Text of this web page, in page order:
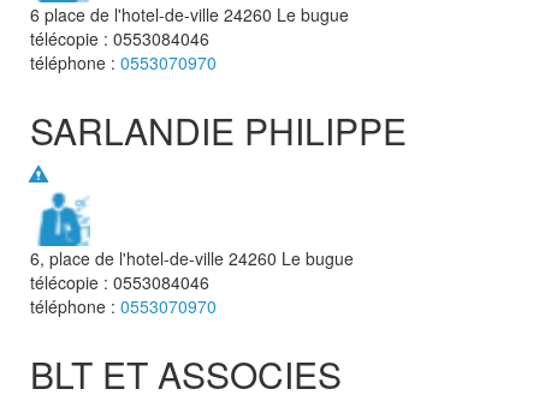
6 place de l'hotel-de-ville 24260 Le bugue
télécopie : 0553084046
téléphone : 0553070970
SARLANDIE PHILIPPE
6, place de l'hotel-de-ville 24260 Le bugue
télécopie : 0553084046
téléphone : 0553070970
BLT ET ASSOCIES